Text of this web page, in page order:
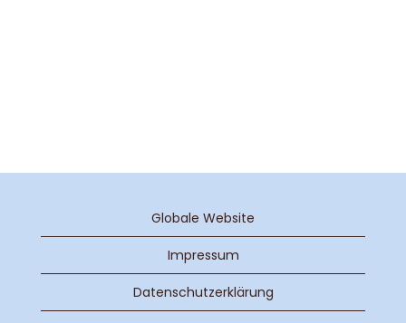
Globale Website
Impressum
Datenschutzerklärung